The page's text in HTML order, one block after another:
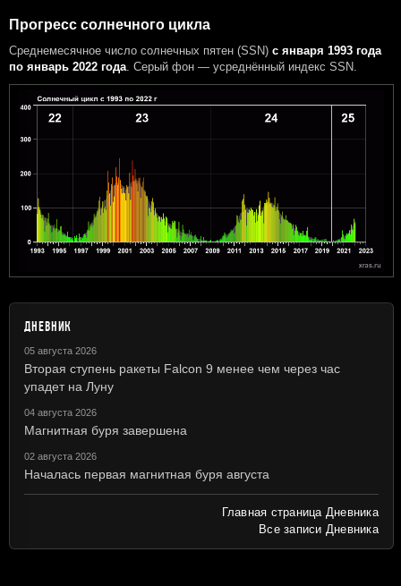
Прогресс солнечного цикла
Среднемесячное число солнечных пятен (SSN) с января 1993 года
по январь 2022 года . Серый фон — усреднённый индекс SSN.
ДНЕВНИК
05 августа 2026
Вторая ступень ракеты Falcon 9 менее чем через час
упадет на Луну
04 августа 2026
Магнитная буря завершена
02 августа 2026
Началась первая магнитная буря августа
Главная страница Дневника
Все записи Дневника